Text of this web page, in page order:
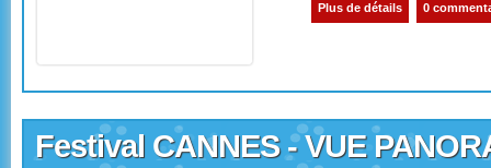
Plus de détails 0
Festival CANNES - VUE